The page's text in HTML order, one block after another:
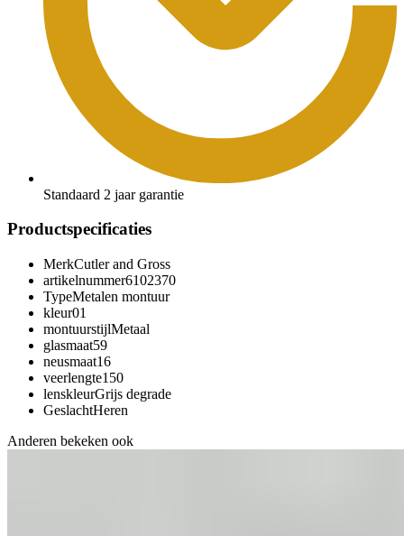
Standaard 2 jaar garantie
Productspecificaties
MerkCutler and Gross
artikelnummer6102370
TypeMetalen montuur
kleur01
montuurstijlMetaal
glasmaat59
neusmaat16
veerlengte150
lenskleurGrijs degrade
GeslachtHeren
Anderen bekeken ook